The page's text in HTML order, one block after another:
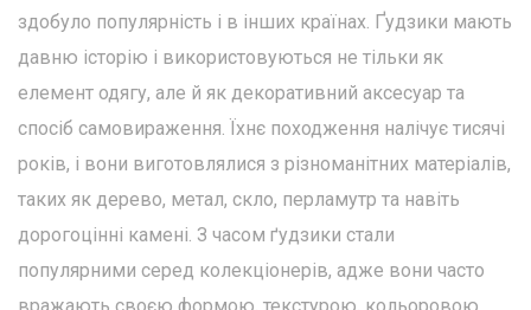
здобуло популярність і в інших країнах. Ґудзики мають
давню історію і використовуються не тільки як
елемент одягу, але й як декоративний аксесуар та
спосіб самовираження. Їхнє походження налічує тисячі
років, і вони виготовлялися з різноманітних матеріалів,
таких як дерево, метал, скло, перламутр та навіть
дорогоцінні камені. З часом ґудзики стали
популярними серед колекціонерів, адже вони часто